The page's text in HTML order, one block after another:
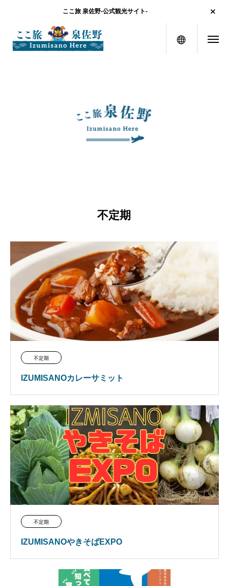
ここ旅 泉佐野-公式観光サイト-
メニュー
不定期
不定期
IZUMISANOカレーサミット
不定期
IZUMISANOやきそばEXPO